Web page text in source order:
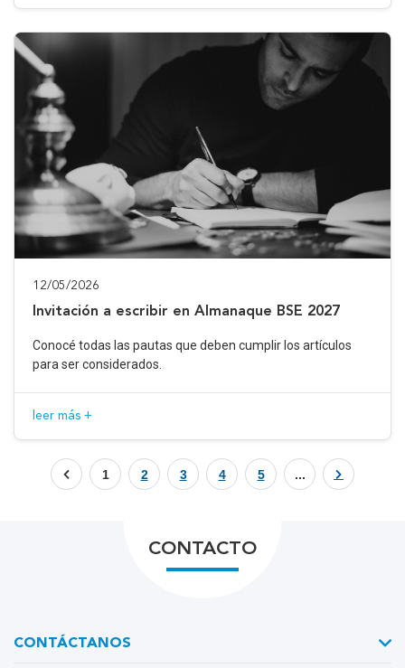
12/05/2026
Invitación a escribir en Almanaque BSE 2027
Conocé todas las pautas que deben cumplir los artículos
para ser considerados.
leer más +
1 2 3 4 5 ...
CONTACTO
CONTÁCTANOS